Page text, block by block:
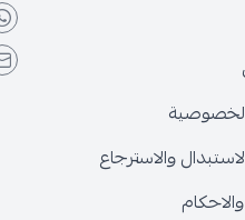
والاسترجاع